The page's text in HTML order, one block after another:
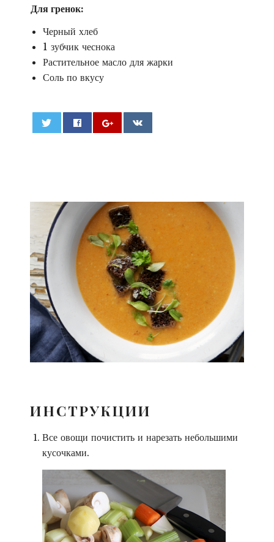
Для гренок:
Черный хлеб
1 зубчик чеснока
Растительное масло для жарки
Соль по вкусу
ИНСТРУКЦИИ
Все овощи почистить и нарезать небольшими
кусочками.